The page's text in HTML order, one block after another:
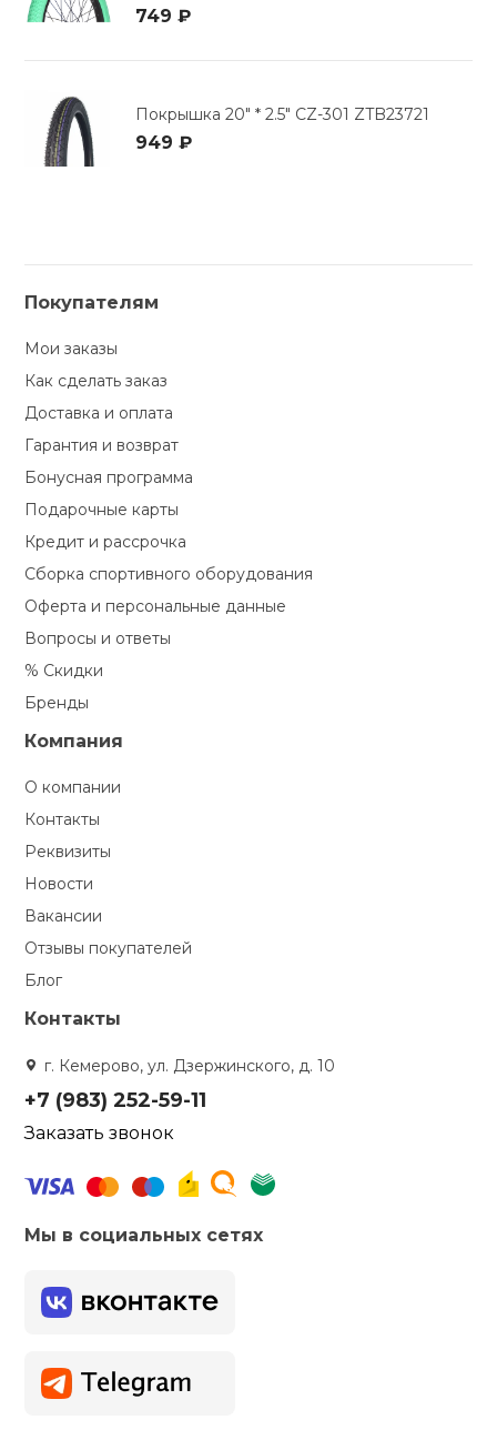
749 ₽
Покрышка 20" * 2.5" CZ-301 ZTB23721
949 ₽
Покупателям
Мои заказы
Как сделать заказ
Доставка и оплата
Гарантия и возврат
Бонусная программа
Подарочные карты
Кредит и рассрочка
Сборка спортивного оборудования
Оферта и персональные данные
Вопросы и ответы
% Скидки
Бренды
Компания
О компании
Контакты
Реквизиты
Новости
Вакансии
Отзывы покупателей
Блог
Контакты
г. Кемерово, ул. Дзержинского, д. 10
+7 (983) 252-59-11
Заказать звонок
Мы в социальных сетях